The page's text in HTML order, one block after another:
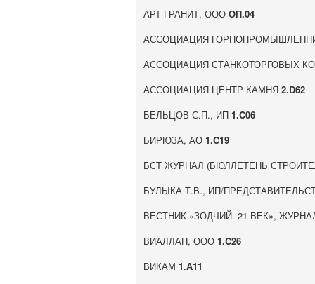
АРТ ГРАНИТ, ООООП.04
АССОЦИАЦИЯ
АССОЦИАЦИЯ СТАНКОТОРГОВЫХ
АССОЦИАЦИЯ ЦЕНТР КАМНЯ2.D62
БЕЛЬЦОВ С.П., ИП1.C06
БИРЮЗА, АО1.C19
БСТ ЖУРНАЛ (БЮЛЛЕТЕНЬ
БУЛЫКА Т.В., ИП/
ВЕСТНИК «ЗОДЧИЙ. 21 ВЕК»,
ВИАЛЛАН, ООО1.C26
ВИКАМ1.А11